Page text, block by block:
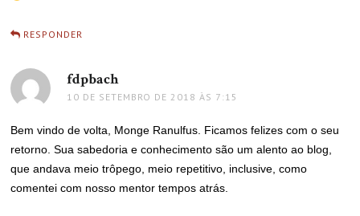
RESPONDER
fdpbachdisse:
10 DE SETEMBRO DE 2018 ÀS 7:15
Bem vindo de volta, Monge Ranulfus. Ficamos felizes com o seu
retorno. Sua sabedoria e conhecimento são um alento ao blog,
que andava meio trôpego, meio repetitivo, inclusive, como
comentei com nosso mentor tempos atrás.